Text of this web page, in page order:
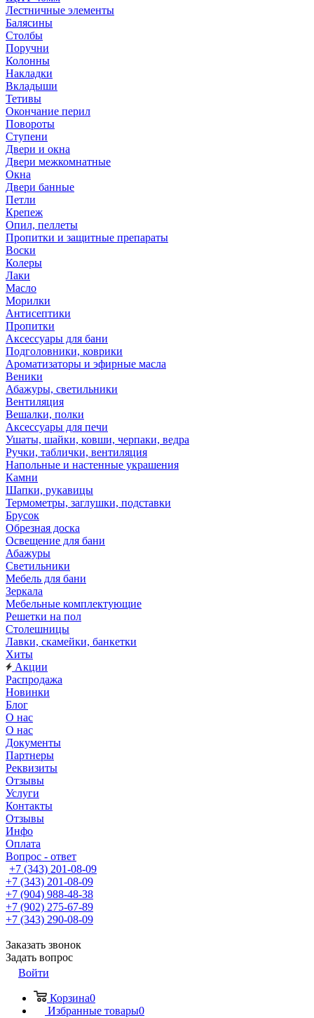
Лестничные элементы
Балясины
Столбы
Поручни
Колонны
Накладки
Вкладыши
Тетивы
Окончание перил
Повороты
Ступени
Двери и окна
Двери межкомнатные
Окна
Двери банные
Петли
Крепеж
Опил, пеллеты
Пропитки и защитные препараты
Воски
Колеры
Лаки
Масло
Морилки
Антисептики
Пропитки
Аксессуары для бани
Подголовники, коврики
Ароматизаторы и эфирные масла
Веники
Абажуры, светильники
Вентиляция
Вешалки, полки
Аксессуары для печи
Ушаты, шайки, ковши, черпаки, ведра
Ручки, таблички, вентиляция
Напольные и настенные украшения
Камни
Шапки, рукавицы
Термометры, заглушки, подставки
Брусок
Обрезная доска
Освещение для бани
Абажуры
Светильники
Мебель для бани
Зеркала
Мебельные комплектующие
Решетки на пол
Столешницы
Лавки, скамейки, банкетки
Хиты
Акции
Распродажа
Новинки
Блог
О нас
О нас
Документы
Партнеры
Реквизиты
Отзывы
Услуги
Контакты
Отзывы
Инфо
Оплата
Вопрос - ответ
+7 (343) 201-08-09
+7 (343) 201-08-09
+7 (904) 988-48-38
+7 (902) 275-67-89
+7 (343) 290-08-09
Заказать звонок
Задать вопрос
Войти
Корзина0
Избранные товары0